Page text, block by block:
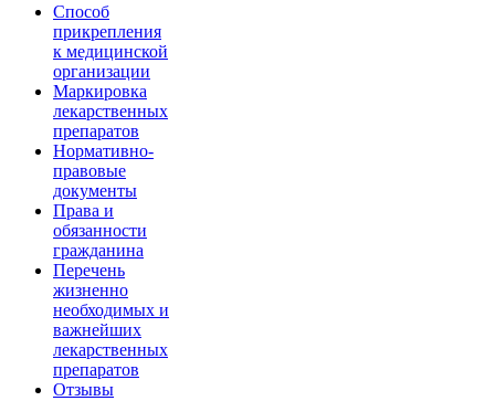
Способ
прикрепления
к медицинской
организации
Маркировка
лекарственных
препаратов
Нормативно-
правовые
документы
Права и
обязанности
гражданина
Перечень
жизненно
необходимых и
важнейших
лекарственных
препаратов
Отзывы